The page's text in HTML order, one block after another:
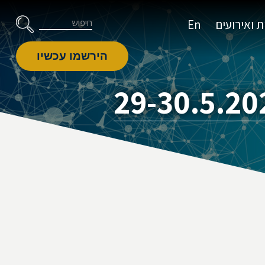
ואירועים En חיפוש
הירשמו עכשיו